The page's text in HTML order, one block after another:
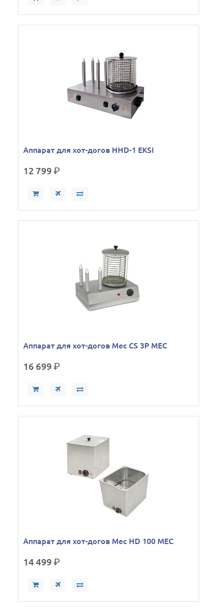
Аппарат для хот-догов HHD-1 EKSI
12 799р.
Аппарат для хот-догов Mec CS 3P MEC
16 699р.
Аппарат для хот-догов Mec HD 100 MEC
14 499р.